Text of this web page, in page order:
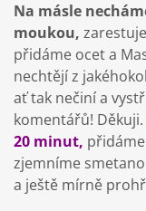
Na másle
moukou,
přidáme ocet a
nechtějí z
ať tak nečiní a
komentářů! Děkuji.
20 minut,
zjemníme
a ještě mírně